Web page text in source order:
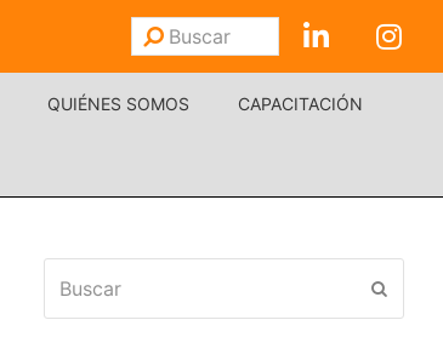
Buscar
QUIÉNES SOMOS CAPACITACIÓN